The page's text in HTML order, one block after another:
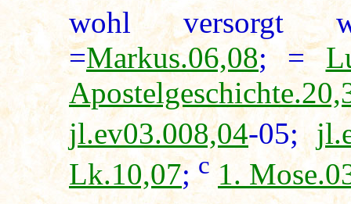
wohl versorgt
=Markus.06,08; =
jl.ev03.008,04-05;
Lk.10,07;c 1.